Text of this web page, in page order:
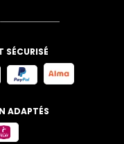
SÉCURISÉ
ADAPTÉS